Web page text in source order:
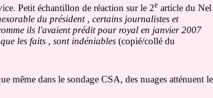
Petit échantillon de réaction sur le 2earticle du Nel
du président , certains journalistes et
ils l'avaient prédit pour royal en janvier 2007
les faits , sont indéniables(copié/collé du
même dans le sondage CSA, des nuages atténuent le